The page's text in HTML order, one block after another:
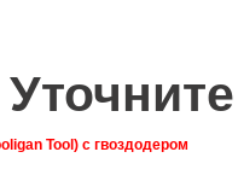
Tool) с гвоздодером